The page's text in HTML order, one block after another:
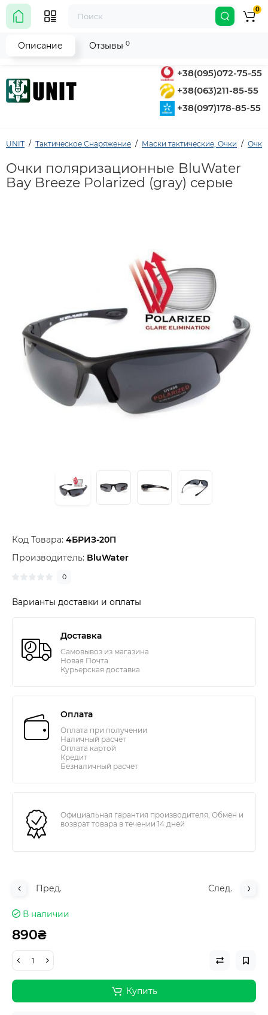
+38(095)072-75-55
+38(063)211-85-55
+38(097)178-85-55
0
UNIT Тактическое Снаряжение Маски тактические, Очки Очки
Очки поляризационные BluWater
Bay Breeze Polarized (gray) серые
Код Товара: 4БРИЗ-20П
Производитель: BluWater
0
Варианты доставки и оплаты
Доставка
Самовывоз из магазина
Новая Почта
Курьерская доставка
Оплата
Оплата при получении
Наличный расчёт
Оплата картой
Кредит
Безналичный расчет
Официальная гарантия производителя, Обмен и
возврат товара в течении 14 дней
Пред. След.
В наличии
890₴
Купить
Описание Отзывы 0